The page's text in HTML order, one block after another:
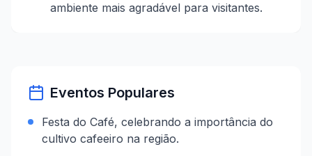
ambiente mais agradável para visitantes.
Eventos Populares
Festa do Café, celebrando a importância do
cultivo cafeeiro na região.